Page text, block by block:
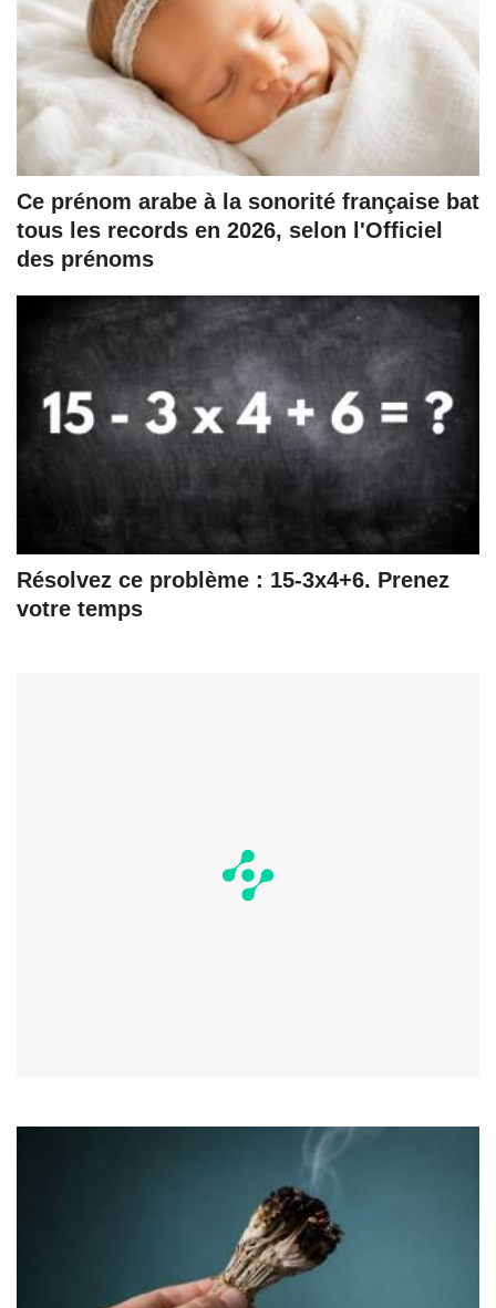
Ce prénom arabe à la sonorité française bat
tous les records en 2026, selon l'Officiel
des prénoms
Résolvez ce problème : 15-3x4+6. Prenez
votre temps